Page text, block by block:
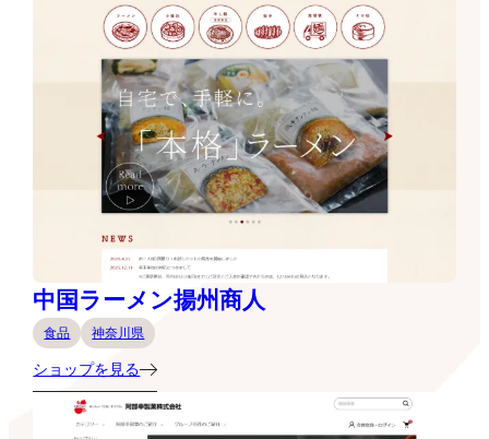
中国ラーメン揚州商人
食品 神奈川県
ショップを見る